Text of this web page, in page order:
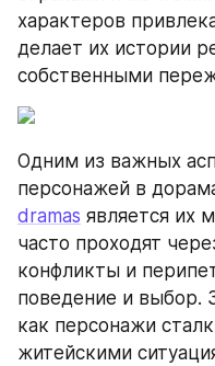
характеров
делает их истории
собственными
Одним из важных
персонажей в
dramas является их
часто проходят
конфликты и
поведение и выбор.
как персонажи
житейскими